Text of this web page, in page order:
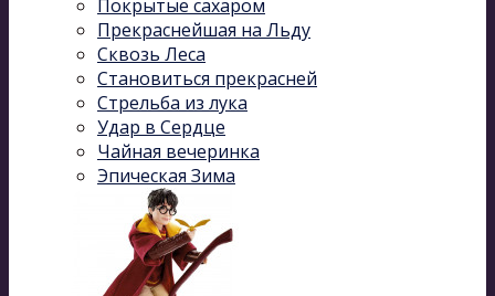
Покрытые сахаром
Прекраснейшая на Льду
Сквозь Леса
Становиться прекрасней
Стрельба из лука
Удар в Сердце
Чайная вечеринка
Эпическая Зима